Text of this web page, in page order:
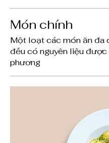
Món chính
Một loạt các món ăn đa
đều có nguyên liệu được
phương